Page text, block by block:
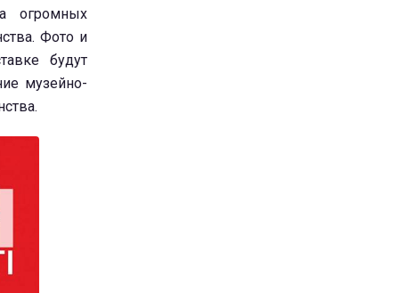
огромных
Фото и
будут
музейно-